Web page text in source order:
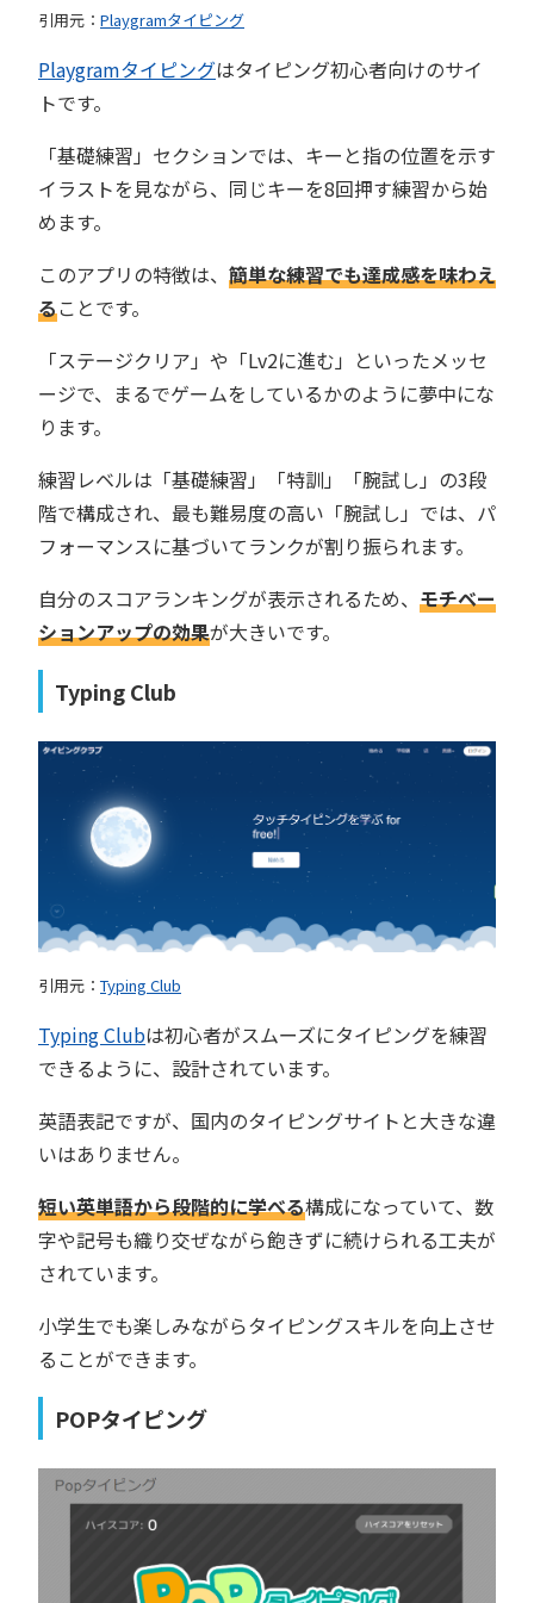
引用元： Playgramタイピング
Playgramタイピングはタイピング初心者向けのサイ
トです。
「基礎練習」セクションでは、キーと指の位置を示す
イラストを見ながら、同じキーを8回押す練習から始
めます。
このアプリの特徴は、 簡単な練習でも達成感を味わえ
ることです。
「ステージクリア」や「Lv2に進む」といったメッセ
ージで、まるでゲームをしているかのように夢中にな
ります。
練習レベルは「基礎練習」「特訓」「腕試し」の3段
階で構成され、最も難易度の高い「腕試し」では、パ
フォーマンスに基づいてランクが割り振られます。
自分のスコアランキングが表示されるため、 モチベー
ションアップの効果が大きいです。
Typing Club
引用元： Typing Club
Typing Clubは初心者がスムーズにタイピングを練習
できるように、設計されています。
英語表記ですが、国内のタイピングサイトと大きな違
いはありません。
短い英単語から段階的に学べる構成になっていて、数
字や記号も織り交ぜながら飽きずに続けられる工夫が
されています。
小学生でも楽しみながらタイピングスキルを向上させ
ることができます。
POPタイピング